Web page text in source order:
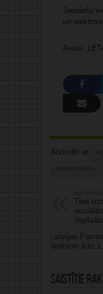
Jauniešu
un
Avots:
Atzīmēti ar:
NARKOTIKAS
Tiek
Latvijas
biedriem līdz
Saistītie